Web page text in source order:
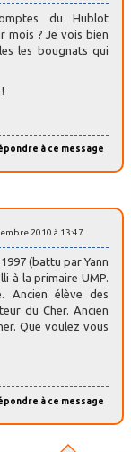
du Hublot
mois ? Je vois bien
les bougnats qui
à ce message
2010 à 13:47
(battu par Yann
à la primaire UMP.
Ancien élève des
du Cher. Ancien
Que voulez vous
à ce message